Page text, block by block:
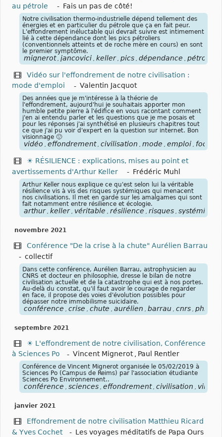
au pétrole
- Fais un pas de côté!
Notre civilisation thermo-industrielle dépend tellement des
énergies et en particulier du pétrole que ça en fait peur.
L'effondrement inéluctable qui devrait suivre est intimement
lié à cette dépendance dont les pics pétroliers
(conventionnels atteints et de roche mère en cours) en sont
le premier symptôme.
mignerot jancovici keller pics dépendance pétrole
Vidéo sur l'effondrement de notre civilisation :
mode d'emploi
- Valentin Jacquot
Des années que je m'intéresse à la théorie de
l'effondrement, aujourd'hui je souhaitais apporter mon
humble petite pierre à l'édifice en vous racontant comment
j'en ai entendu parler et les questions que je me posais et
pour les réponses j'ai synthétisé en plusieurs chapitres tout
ce que j'ai pu voir d'expert en la question sur internet. Bon
visionnage 🙂
vidéo , effondrement , civilisation , mode , emploi ,
☀ RÉSILIENCE : explications, mises au point et
avertissements d'Arthur Keller
- Frédéric Muhl
Arthur Keller nous explique ce qu'est selon lui la véritable
résilience vis à vis des risques systémiques qui menacent
nos civilisations. Il met en garde sur les amalgames qui sont
fait notamment entre résilience et écologie.
arthur keller véritable résilience risques systémiques
novembre 2021
Conférence "De la crise à la chute" Aurélien Barrau
- collectif
Dans cette conférence, Aurélien Barrau, astrophysicien au
CNRS et docteur en philosophie, dresse le bilan de notre
civilisation actuelle et de la catastrophe qui est à nos portes.
Au-delà du constat, qu'il faut avoir le courage de regarder
en face, il propose des voies d'évolution possibles pour
dépasser notre immobilisme suicidaire.
conférence crise chute aurélien barrau cnrs
septembre 2021
☀ L'effondrement de notre civilisation, Conférence
à Sciences Po
- Vincent Mignerot , Paul Rentler
Conférence de Vincent Mignerot organisée le 05/02/2019 à
Sciences Po (Campus de Reims) par l'association étudiante
Sciences Po Environnement..
conférence , sciences , effondrement , civilisation ,
janvier 2021
Effondrement de notre civilisation Matthieu Ricard
& Yves Cochet
- Les voyages méditatifs de Papa Ours